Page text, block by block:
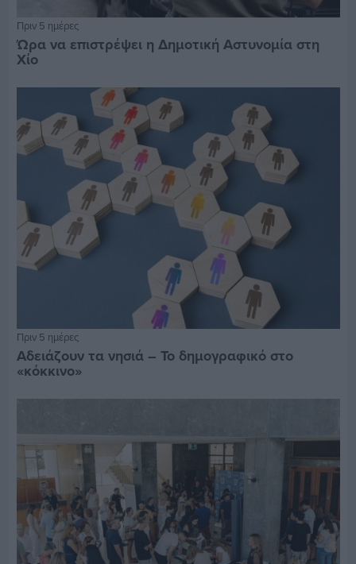
Πριν 5 ημέρες
Ώρα να επιστρέψει η Δημοτική Αστυνομία στη
Χίο
Πριν 5 ημέρες
Αδειάζουν τα νησιά – Το δημογραφικό στο
«κόκκινο»